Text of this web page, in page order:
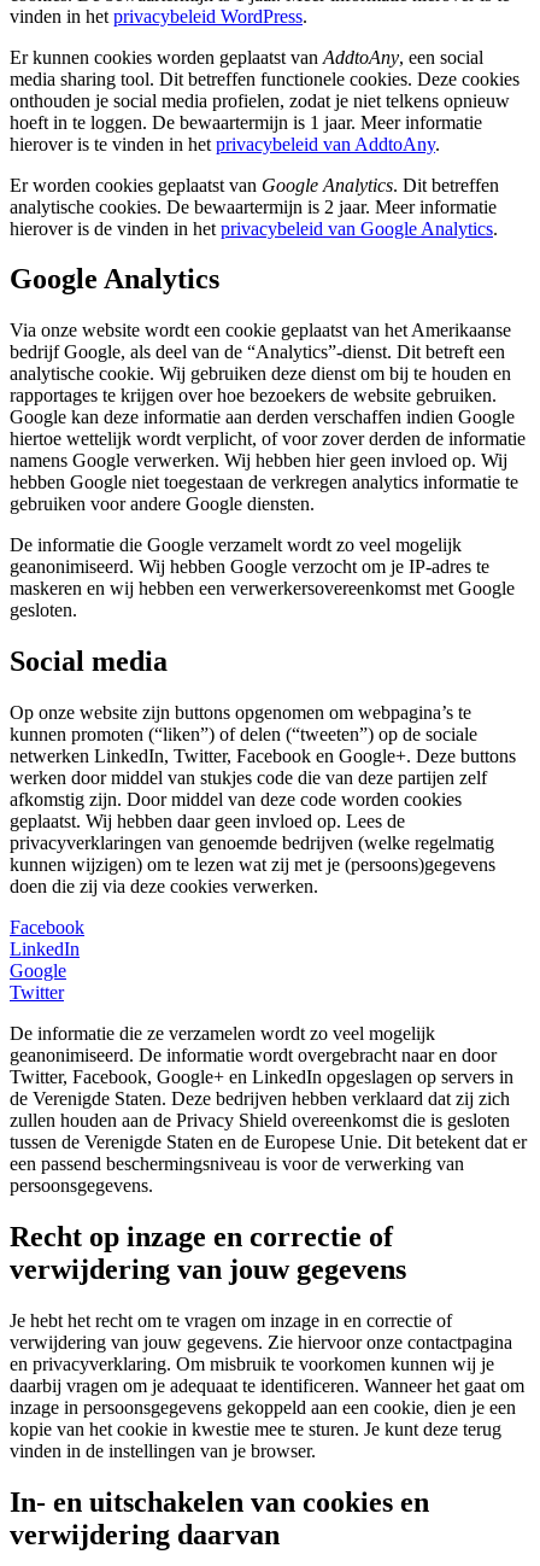
vinden in het privacybeleid WordPress.
Er kunnen cookies worden geplaatst van AddtoAny, een social
media sharing tool. Dit betreffen functionele cookies. Deze cookies
onthouden je social media profielen, zodat je niet telkens opnieuw
hoeft in te loggen. De bewaartermijn is 1 jaar. Meer informatie
hierover is te vinden in het privacybeleid van AddtoAny.
Er worden cookies geplaatst van Google Analytics. Dit betreffen
analytische cookies. De bewaartermijn is 2 jaar. Meer informatie
hierover is de vinden in het privacybeleid van Google Analytics.
Google Analytics
Via onze website wordt een cookie geplaatst van het Amerikaanse
bedrijf Google, als deel van de “Analytics”-dienst. Dit betreft een
analytische cookie. Wij gebruiken deze dienst om bij te houden en
rapportages te krijgen over hoe bezoekers de website gebruiken.
Google kan deze informatie aan derden verschaffen indien Google
hiertoe wettelijk wordt verplicht, of voor zover derden de informatie
namens Google verwerken. Wij hebben hier geen invloed op. Wij
hebben Google niet toegestaan de verkregen analytics informatie te
gebruiken voor andere Google diensten.
De informatie die Google verzamelt wordt zo veel mogelijk
geanonimiseerd. Wij hebben Google verzocht om je IP-adres te
maskeren en wij hebben een verwerkersovereenkomst met Google
gesloten.
Social media
Op onze website zijn buttons opgenomen om webpagina’s te
kunnen promoten (“liken”) of delen (“tweeten”) op de sociale
netwerken LinkedIn, Twitter, Facebook en Google+. Deze buttons
werken door middel van stukjes code die van deze partijen zelf
afkomstig zijn. Door middel van deze code worden cookies
geplaatst. Wij hebben daar geen invloed op. Lees de
privacyverklaringen van genoemde bedrijven (welke regelmatig
kunnen wijzigen) om te lezen wat zij met je (persoons)gegevens
doen die zij via deze cookies verwerken.
Facebook
LinkedIn
Google
Twitter
De informatie die ze verzamelen wordt zo veel mogelijk
geanonimiseerd. De informatie wordt overgebracht naar en door
Twitter, Facebook, Google+ en LinkedIn opgeslagen op servers in
de Verenigde Staten. Deze bedrijven hebben verklaard dat zij zich
zullen houden aan de Privacy Shield overeenkomst die is gesloten
tussen de Verenigde Staten en de Europese Unie. Dit betekent dat er
een passend beschermingsniveau is voor de verwerking van
persoonsgegevens.
Recht op inzage en correctie of
verwijdering van jouw gegevens
Je hebt het recht om te vragen om inzage in en correctie of
verwijdering van jouw gegevens. Zie hiervoor onze contactpagina
en privacyverklaring. Om misbruik te voorkomen kunnen wij je
daarbij vragen om je adequaat te identificeren. Wanneer het gaat om
inzage in persoonsgegevens gekoppeld aan een cookie, dien je een
kopie van het cookie in kwestie mee te sturen. Je kunt deze terug
vinden in de instellingen van je browser.
In- en uitschakelen van cookies en
verwijdering daarvan